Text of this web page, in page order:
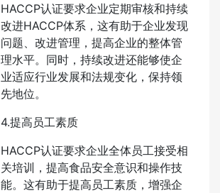
HACCP认证要求企业定期审核和持续
改进HACCP体系，这有助于企业发现
问题、改进管理，提高企业的整体管
理水平。同时，持续改进还能够使企
业适应行业发展和法规变化，保持领
先地位。
4.提高员工素质
HACCP认证要求企业全体员工接受相
关培训，提高食品安全意识和操作技
能。这有助于提高员工素质，增强企